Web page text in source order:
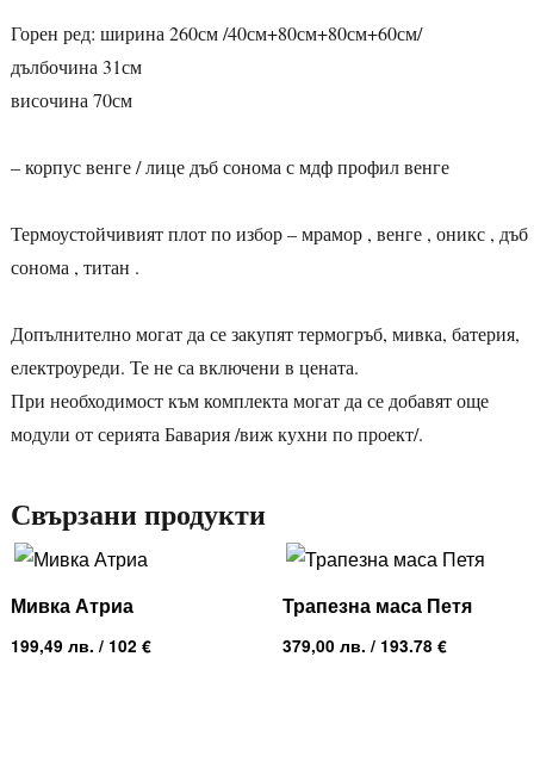
Горен ред: ширина 260см /40см+80см+80см+60см/
дълбочина 31см
височина 70см
– корпус венге / лице дъб сонома с мдф профил венге
Термоустойчивият плот по избор – мрамор , венге , оникс , дъб
сонома , титан .
Допълнително могат да се закупят термогръб, мивка, батерия,
електроуреди. Те не са включени в цената.
При необходимост към комплекта могат да се добавят още
модули от серията Бавария /виж кухни по проект/.
Свързани продукти
Мивка Атриа
199,49 лв. / 102 €
Трапезна маса Петя
379,00лв. / 193.78 €